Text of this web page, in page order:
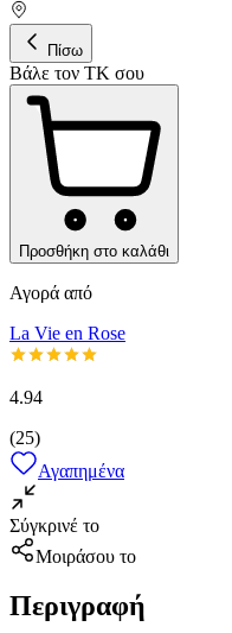
Πίσω
Βάλε τον ΤΚ σου
Προσθήκη στο καλάθι
Αγορά από
La Vie en Rose
4.94
(25)
Αγαπημένα
Σύγκρινέ το
Μοιράσου το
Περιγραφή